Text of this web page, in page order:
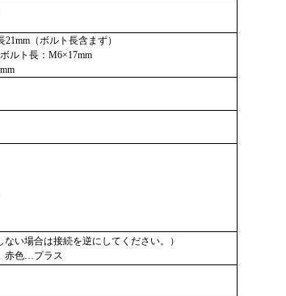
21mm（ボルト長含まず）
ルト長：M6×17mm
ない場合は接続を逆にしてください。）
赤色…プラス